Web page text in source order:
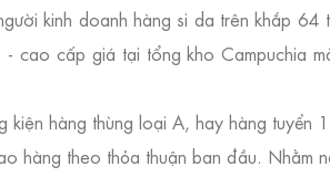
kinh doanh hàng si da trên khắp 64
cao cấp giá tại tổng kho Campuchia
kiện hàng thùng loại A, hay hàng tuyển
hàng theo thỏa thuận ban đầu. Nhằm